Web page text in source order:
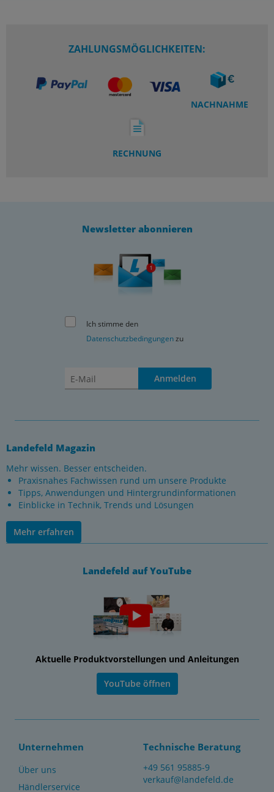
ZAHLUNGSMÖGLICHKEITEN:
NACHNAHME
RECHNUNG
Newsletter abonnieren
Ich stimme den
Datenschutzbedingungenzu
Anmelden
Landefeld Magazin
Mehr wissen. Besser entscheiden.
Praxisnahes Fachwissen rund um unsere Produkte
Tipps, Anwendungen und Hintergrundinformationen
Einblicke in Technik, Trends und Lösungen
Mehr erfahren
Landefeld auf YouTube
Aktuelle Produktvorstellungen und Anleitungen
YouTube öffnen
Unternehmen
Über uns
Händlerservice
Technische Beratung
+49 561 95885-9
verkauf@landefeld.de